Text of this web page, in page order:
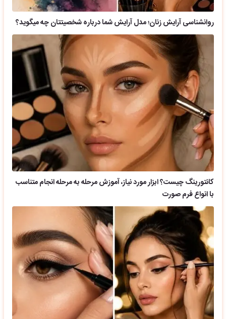
روانشناسی آرایش زنان؛ مدل آرایش شما درباره شخصیتتان چه میگوید؟
کانتورینگ چیست؟ ابزار مورد نیاز، آموزش مرحله به مرحله انجام متناسب
با انواع فرم صورت